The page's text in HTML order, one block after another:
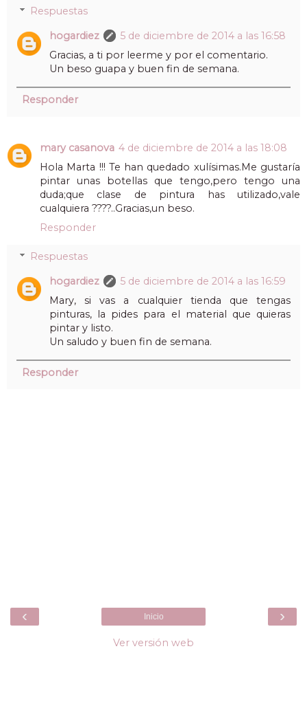
Respuestas
hogardiez
5 de diciembre de 2014 a las 16:58
Gracias, a ti por leerme y por el comentario.
Un beso guapa y buen fin de semana.
Responder
mary casanova 4 de diciembre de 2014 a las 18:08
Hola Marta !!! Te han quedado xulísimas.Me gustaría
pintar unas botellas que tengo,pero tengo una
duda;que clase de pintura has utilizado,vale
cualquiera ????..Gracias,un beso.
Responder
Respuestas
hogardiez
5 de diciembre de 2014 a las 16:59
Mary, si vas a cualquier tienda que tengas
pinturas, la pides para el material que quieras
pintar y listo.
Un saludo y buen fin de semana.
Responder
‹ ›
Inicio
Ver versión web